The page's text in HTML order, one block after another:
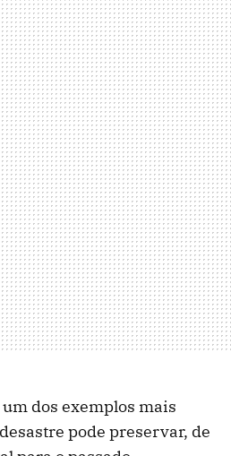
dos exemplos mais
pode preservar, de